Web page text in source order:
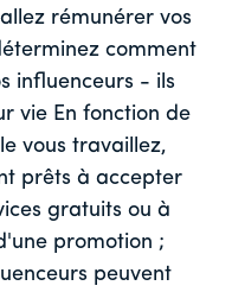
rémunérer vos
comment
influenceurs - ils
vie En fonction de
vous travaillez,
prêts à accepter
gratuits ou à
promotion ;
peuvent